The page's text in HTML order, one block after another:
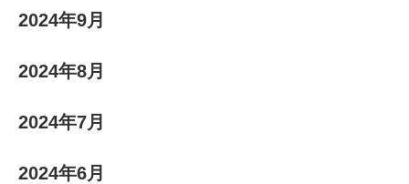
2024年9月
2024年8月
2024年7月
2024年6月